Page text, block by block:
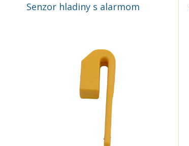
Senzor hladiny s alarmom